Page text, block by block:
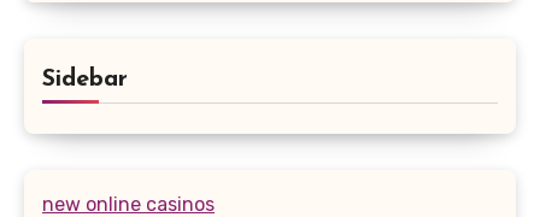
Sidebar
new online casinos